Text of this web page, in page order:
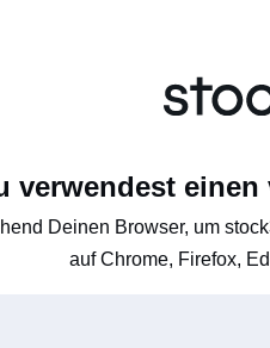
verwendest
Deinen Browser, um
auf Chrome, Firefox,